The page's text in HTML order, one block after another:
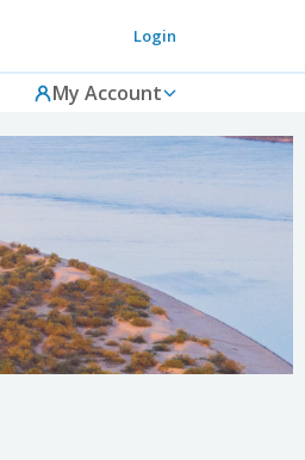
Login
My Account